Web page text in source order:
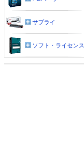
サプライ
ソフト・ライセンス